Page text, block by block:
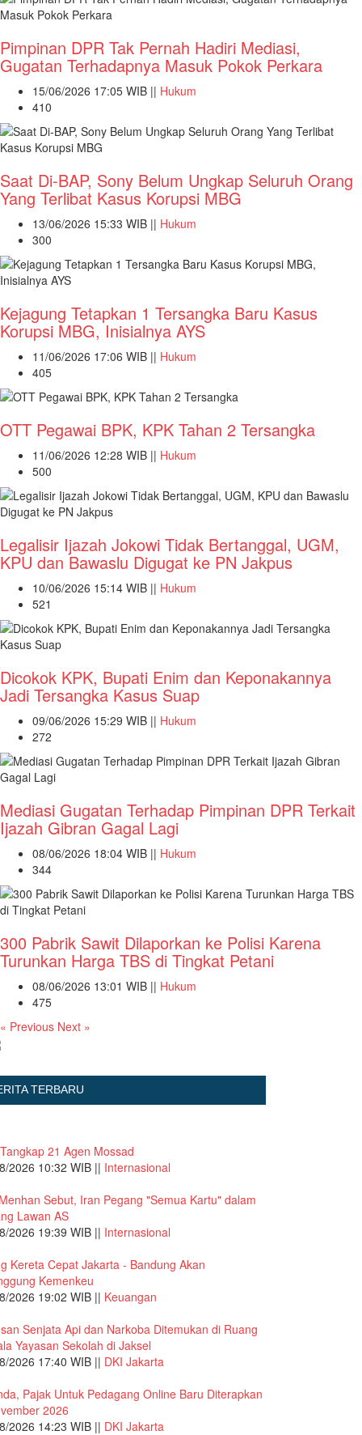
Pimpinan DPR Tak Pernah Hadiri Mediasi,
Gugatan Terhadapnya Masuk Pokok Perkara
15/06/2026 17:05 WIB || Hukum
410
Saat Di-BAP, Sony Belum Ungkap Seluruh Orang
Yang Terlibat Kasus Korupsi MBG
13/06/2026 15:33 WIB || Hukum
300
Kejagung Tetapkan 1 Tersangka Baru Kasus
Korupsi MBG, Inisialnya AYS
11/06/2026 17:06 WIB || Hukum
405
OTT Pegawai BPK, KPK Tahan 2 Tersangka
11/06/2026 12:28 WIB || Hukum
500
Legalisir Ijazah Jokowi Tidak Bertanggal, UGM,
KPU dan Bawaslu Digugat ke PN Jakpus
10/06/2026 15:14 WIB || Hukum
521
Dicokok KPK, Bupati Enim dan Keponakannya
Jadi Tersangka Kasus Suap
09/06/2026 15:29 WIB || Hukum
272
Mediasi Gugatan Terhadap Pimpinan DPR Terkait
Ijazah Gibran Gagal Lagi
08/06/2026 18:04 WIB || Hukum
344
300 Pabrik Sawit Dilaporkan ke Polisi Karena
Turunkan Harga TBS di Tingkat Petani
08/06/2026 13:01 WIB || Hukum
475
« Previous Next »
TERBARU
21 Agen Mossad
2026 10:32 WIB || Internasional
Sebut, Iran Pegang "Semua Kartu" dalam
Lawan AS
2026 19:39 WIB || Internasional
Kereta Cepat Jakarta - Bandung Akan
Kemenkeu
2026 19:02 WIB || Keuangan
Senjata Api dan Narkoba Ditemukan di Ruang
Yayasan Sekolah di Jaksel
2026 17:40 WIB || DKI Jakarta
Pajak Untuk Pedagang Online Baru Diterapkan
2026
2026 14:23 WIB || DKI Jakarta